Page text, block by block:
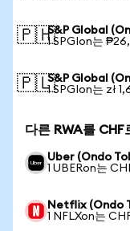
🇵🇭S&P Global
1 SPGIon는
🇵🇱S&P Global
1 SPGIon는 zł
다른 RWA를 CHF
Uber (Ondo
1 UBERon는
Netflix (Ondo
1 NFLXon는